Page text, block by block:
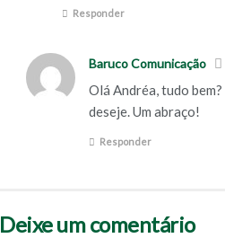
Responder
Baruco Comunicação
Olá Andréa, tudo
deseje. Um abraço!
Responder
Deixe um comentário